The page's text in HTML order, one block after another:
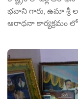
భవాని గారు, ఉమా శ్రీ
ఆరాధనా కార్యక్రమం లో